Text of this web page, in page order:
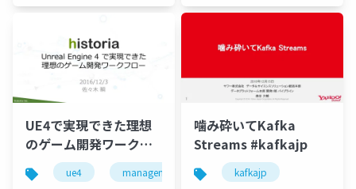
ス』は、ビジネス、社
があるのか」
UE4で実現できた理想
のゲーム開発ワークフ
ロー
ue4 management historia
噛み砕いてKafka
Streams #kafkajp
kafkajp